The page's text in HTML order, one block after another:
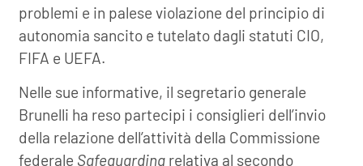
problemi e in palese violazione del principio di
autonomia sancito e tutelato dagli statuti CIO,
FIFA e UEFA.
Nelle sue informative, il segretario generale
Brunelli ha reso partecipi i consiglieri dell’invio
della relazione dell’attività della Commissione
federale Safeguarding relativa al secondo